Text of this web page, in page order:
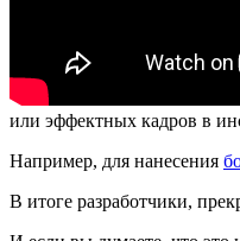
или эффектных кадров в
Например, для нанесения
В итоге разработчики,